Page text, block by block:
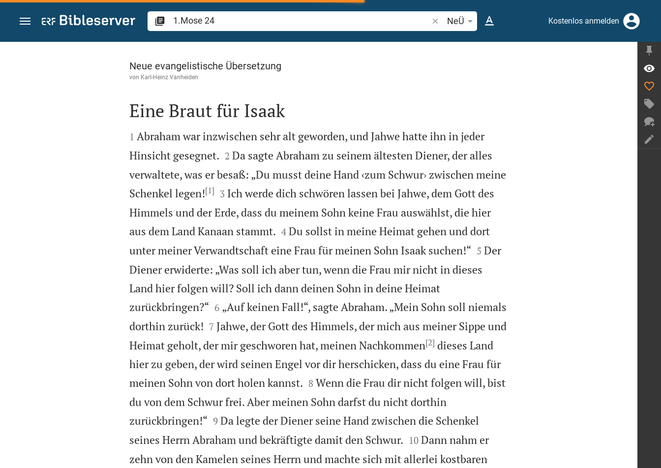
Zum Inhalt springen
Bibelstelle oder Begriff suchen
NeÜ Kostenlos anmelden
1.Mose 24
Neue evangelistische Übersetzung
von Karl-Heinz Vanheiden

Eine Braut für Isaak

1 Abraham war inzwischen sehr alt geworden, und Jahwe hatte ihn in jeder
Hinsicht gesegnet.
2 Da sagte Abraham zu seinem ältesten Diener, der alles
verwaltete, was er besaß: „Du musst deine Hand ‹zum Schwur› zwischen meine
Schenkel legen![1]
3 Ich werde dich schwören lassen bei Jahwe, dem Gott des
Himmels und der Erde, dass du meinem Sohn keine Frau auswählst, die hier
aus dem Land Kanaan stammt.
4 Du sollst in meine Heimat gehen und dort
unter meiner Verwandtschaft eine Frau für meinen Sohn Isaak suchen!“
5 Der
Diener erwiderte: „Was soll ich aber tun, wenn die Frau mir nicht in dieses
Land hier folgen will? Soll ich dann deinen Sohn in deine Heimat
zurückbringen?“
6 „Auf keinen Fall!“, sagte Abraham. „Mein Sohn soll niemals
dorthin zurück!
7 Jahwe, der Gott des Himmels, der mich aus meiner Sippe und
Heimat geholt, der mir geschworen hat, meinen Nachkommen[2] dieses Land
hier zu geben, der wird seinen Engel vor dir herschicken, dass du eine Frau für
meinen Sohn von dort holen kannst.
8 Wenn die Frau dir nicht folgen will, bist
du von dem Schwur frei. Aber meinen Sohn darfst du nicht dorthin
zurückbringen!“
9 Da legte der Diener seine Hand zwischen die Schenkel
seines Herrn Abraham und bekräftigte damit den Schwur.
10 Dann nahm er
zehn von den Kamelen seines Herrn und machte sich mit allerlei kostbaren